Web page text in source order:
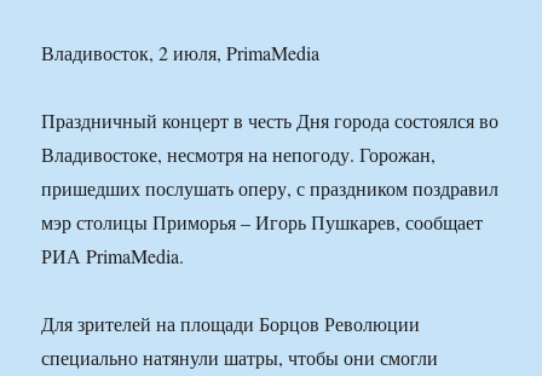
Владивосток, 2 июля, PrimaMedia
Праздничный концерт в честь Дня города состоялся во
Владивостоке, несмотря на непогоду. Горожан,
пришедших послушать оперу, с праздником поздравил
мэр столицы Приморья – Игорь Пушкарев, сообщает
РИА PrimaMedia.
Для зрителей на площади Борцов Революции
специально натянули шатры, чтобы они смогли